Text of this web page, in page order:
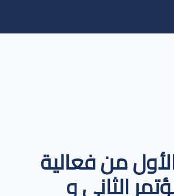
من فعالية
الثاني و